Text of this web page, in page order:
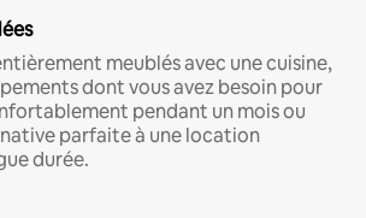
meublés avec une cuisine,
dont vous avez besoin pour
pendant un mois ou
parfaite à une location
durée.